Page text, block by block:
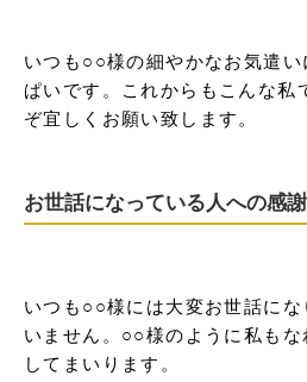
いつも○○様の細やかなお気遣
ぱいです。これからもこんな私
ぞ宜しくお願い致します。
お世話になっている人への感
いつも○○様には大変お世話に
いません。○○様のように私も
してまいります。